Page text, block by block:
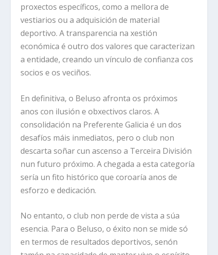
proxectos específicos, como a mellora de
vestiarios ou a adquisición de material
deportivo. A transparencia na xestión
económica é outro dos valores que caracterizan
a entidade, creando un vínculo de confianza cos
socios e os veciños.
En definitiva, o Beluso afronta os próximos
anos con ilusión e obxectivos claros. A
consolidación na Preferente Galicia é un dos
desafíos máis inmediatos, pero o club non
descarta soñar cun ascenso a Terceira División
nun futuro próximo. A chegada a esta categoría
sería un fito histórico que coroaría anos de
esforzo e dedicación.
No entanto, o club non perde de vista a súa
esencia. Para o Beluso, o éxito non se mide só
en termos de resultados deportivos, senón